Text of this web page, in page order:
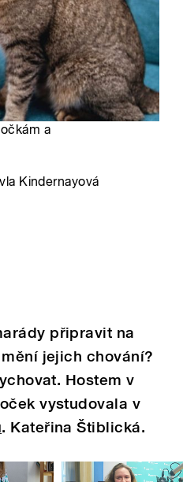
a
Kindernayová
připravit na
jejich chování?
Hostem v
vystudovala v
. Kateřina Štiblická.